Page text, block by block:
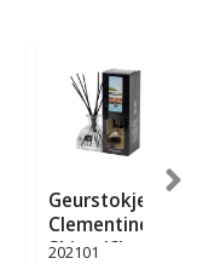
Geurstokjes
Clementine
Shine (6)
202101